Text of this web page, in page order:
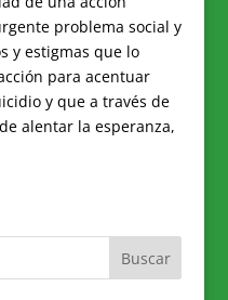
problema social y
y estigmas que lo
para acentuar
y que a través de
alentar la esperanza,